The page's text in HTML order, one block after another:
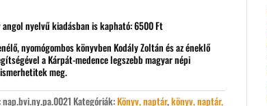
angol nyelvű kiadásban is kapható: 6500 Ft
nyomógombos könyvben Kodály Zoltán és az éneklő
a Kárpát-medence legszebb magyar népi
meg.
nap.bvi.ny.pa.0021 Kategóriák:Könyv, naptár,könyv, naptár,